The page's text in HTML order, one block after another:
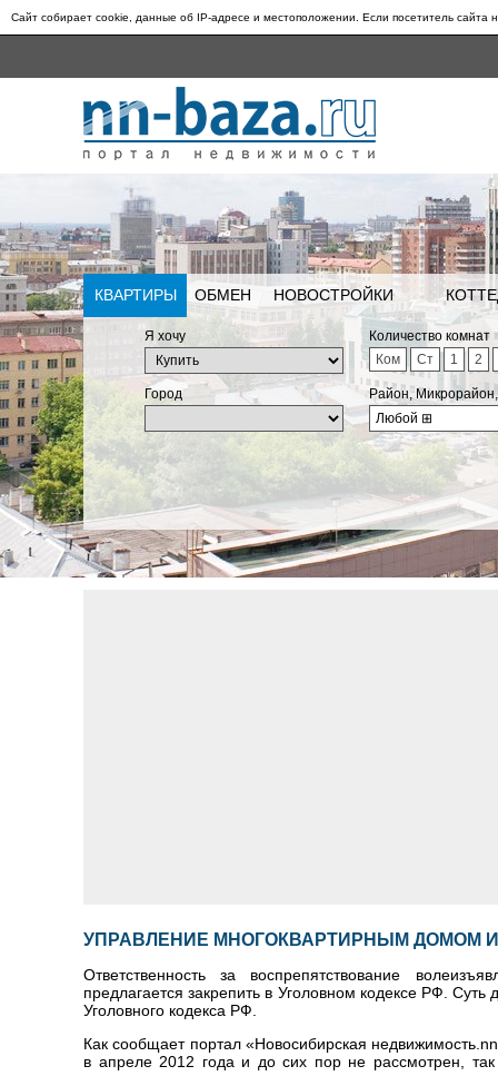
Сайт собирает cookie, данные об IP-адресе и местоположении. Если посетитель сайта
КВАРТИРЫ ОБМЕН НОВОСТРОЙКИ
Я хочу
Количество комнат
Ком
Ст 1 2
Город
Район,
Любой ⊞
УПРАВЛЕНИЕ МНОГОКВАРТИРНЫМ ДОМОМ
Ответственность за воспрепятствование
предлагается закрепить в Уголовном кодексе РФ.
Уголовного кодекса РФ.
Как сообщает портал «Новосибирская
в апреле 2012 года и до сих пор не рассмотрен,